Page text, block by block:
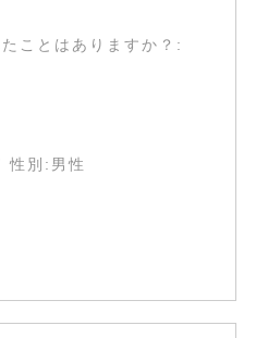
ことはありますか？ :
性別: 男性